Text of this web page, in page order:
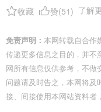
收藏
赞(51 ) 了解
免责声明： 本网转载自合作
传递更多信息之目的，并不
网所有信息仅供参考，不做
问题请及时告之，本网将及
接、间接使用本网站资料者